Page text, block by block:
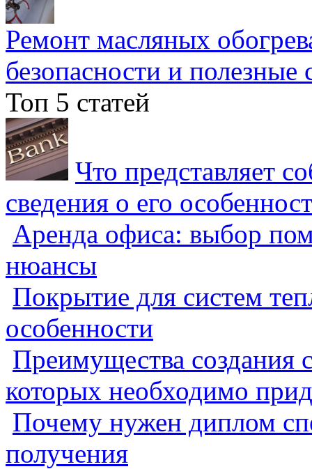
Ремонт масляных
безопасности и полезные
Топ 5 статей
Что представляет
сведения о его
Аренда офиса: выбор
нюансы
Покрытие для систем
особенности
Преимущества создания
которых необходимо
Почему нужен диплом
получения